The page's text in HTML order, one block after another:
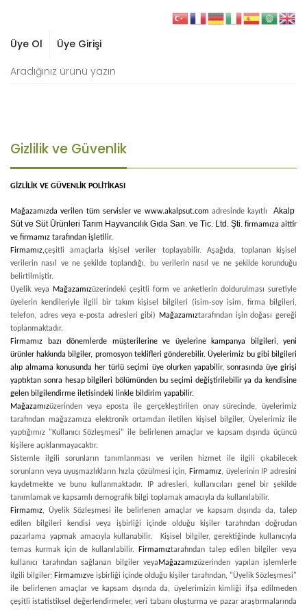
Üye Ol Üye Girişi
Gizlilik ve Güvenlik
GİZLİLİK VE GÜVENLİK POLİTİKASI
Mağazamızda verilen tüm servisler ve www.akalpsut.comadresinde kayıtlı
Akalp
Süt ve Süt Ürünleri Tarım Hayvancılık Gıda San. ve Tic. Ltd. Şti. firmamıza aittir
ve firmamız tarafından işletilir.
Firmamız,çeşitli amaçlarla kişisel veriler toplayabilir. Aşağıda, toplanan kişisel
verilerin nasıl ve ne şekilde toplandığı, bu verilerin nasıl ve ne şekilde korunduğu
belirtilmiştir.
Üyelik veya
Mağazamızüzerindeki çeşitli form ve anketlerin doldurulması suretiyle
üyelerin kendileriyle ilgili bir takım kişisel bilgileri (isim-soy isim, firma bilgileri,
telefon, adres veya e-posta adresleri gibi)
Mağazamıztarafından işin doğası gereği
toplanmaktadır.
Firmamız bazı dönemlerde müşterilerine ve üyelerine kampanya bilgileri, yeni
ürünler hakkında bilgiler, promosyon teklifleri gönderebilir. Üyelerimiz bu gibi bilgileri
alıp almama konusunda her türlü seçimi üye olurken yapabilir, sonrasında üye girişi
yaptıktan sonra hesap bilgileri bölümünden bu seçimi değiştirilebilir ya da kendisine
gelen bilgilendirme iletisindeki linkle bildirim yapabilir.
Mağazamızüzerinden veya eposta ile gerçekleştirilen onay sürecinde, üyelerimiz
tarafından mağazamıza elektronik ortamdan iletilen kişisel bilgiler, Üyelerimiz ile
yaptığımız "Kullanıcı Sözleşmesi" ile belirlenen amaçlar ve kapsam dışında üçüncü
kişilere açıklanmayacaktır.
Sistemle ilgili sorunların tanımlanması ve verilen hizmet ile ilgili çıkabilecek
sorunların veya uyuşmazlıkların hızla çözülmesi için, Firmamız, üyelerinin IP adresini
kaydetmekte ve bunu kullanmaktadır. IP adresleri, kullanıcıları genel bir şekilde
tanımlamak ve kapsamlı demografik bilgi toplamak amacıyla da kullanılabilir.
Firmamız, Üyelik Sözleşmesi ile belirlenen amaçlar ve kapsam dışında da, talep
edilen bilgileri kendisi veya işbirliği içinde olduğu kişiler tarafından doğrudan
pazarlama yapmak amacıyla kullanabilir. Kişisel bilgiler, gerektiğinde kullanıcıyla
temas kurmak için de kullanılabilir. Firmamıztarafından talep edilen bilgiler veya
kullanıcı tarafından sağlanan bilgiler veya Mağazamızüzerinden yapılan işlemlerle
ilgili bilgiler; Firmamızve işbirliği içinde olduğu kişiler tarafından, "Üyelik Sözleşmesi"
ile belirlenen amaçlar ve kapsam dışında da, üyelerimizin kimliği ifşa edilmeden
çeşitli istatistiksel değerlendirmeler, veri tabanı oluşturma ve pazar araştırmalarında